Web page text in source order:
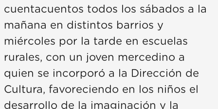
cuentacuentos todos los sábados a la
mañana en distintos barrios y
miércoles por la tarde en escuelas
rurales, con un joven mercedino a
quien se incorporó a la Dirección de
Cultura, favoreciendo en los niños el
desarrollo de la imaginación y la